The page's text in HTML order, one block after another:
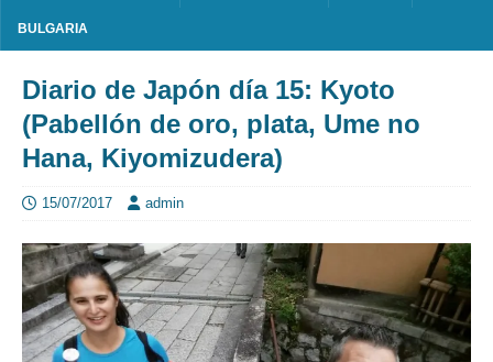
BULGARIA
Diario de Japón día 15: Kyoto
(Pabellón de oro, plata, Ume no
Hana, Kiyomizudera)
15/07/2017 admin